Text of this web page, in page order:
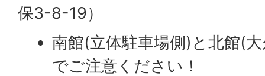
保3-8-19）
南館(立体駐車場側)と北館(
でご注意ください！